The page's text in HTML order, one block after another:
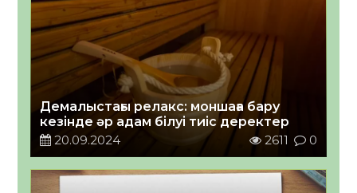
Демалыстағы релакс: моншаға бару
кезінде әр адам білуі тиіс деректер
20.09.2024
2611 0